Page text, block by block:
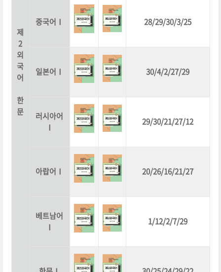
제
2
외
국
어
한
문
중국어Ⅰ 28/29/30/3/25
일본어Ⅰ 30/4/2/27/29
러시아어
Ⅰ
29/30/21/27/12
아랍어Ⅰ 20/26/16/21/27
베트남어
Ⅰ
1/12/2/7/29